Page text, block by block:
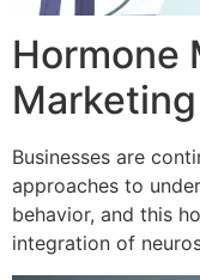
Hormone
Marketing
Businesses are
approaches to
behavior, and this
integration of